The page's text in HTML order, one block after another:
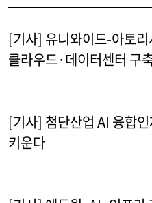
[기사] 유니와이드-아토
클라우드·데이터센터 구
[기사] 첨단산업 AI 융합
키운다